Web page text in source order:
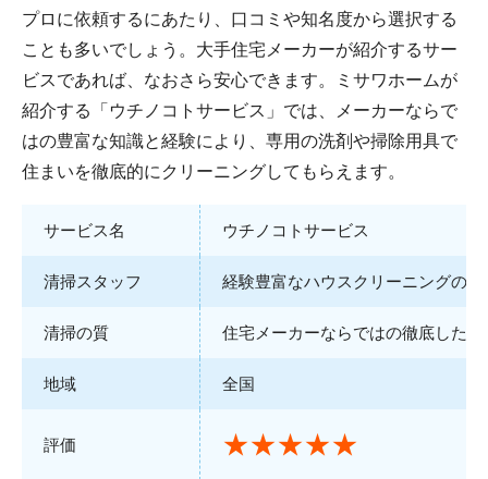
プロに依頼するにあたり、口コミや知名度から選択する
ことも多いでしょう。大手住宅メーカーが紹介するサー
ビスであれば、なおさら安心できます。ミサワホームが
紹介する「ウチノコトサービス」では、メーカーならで
はの豊富な知識と経験により、専用の洗剤や掃除用具で
住まいを徹底的にクリーニングしてもらえます。
サービス名 ウチノコトサービス
清掃スタッフ 経験豊富なハウスクリーニングのプ
清掃の質 住宅メーカーならではの徹底した清
地域 全国
評価 ★★★★★